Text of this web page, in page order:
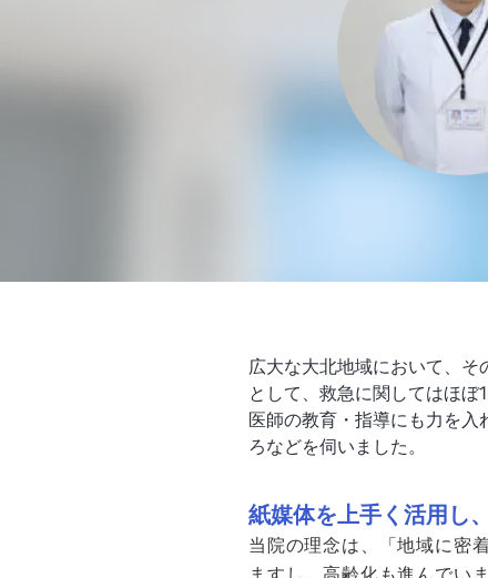
広大な大北地域において、
として、救急に関してはほぼ
医師の教育・指導にも力を
ろなどを伺いました。
紙媒体を上手く活用し
当院の理念は、「地域に密
ますし、高齢化も進んでい